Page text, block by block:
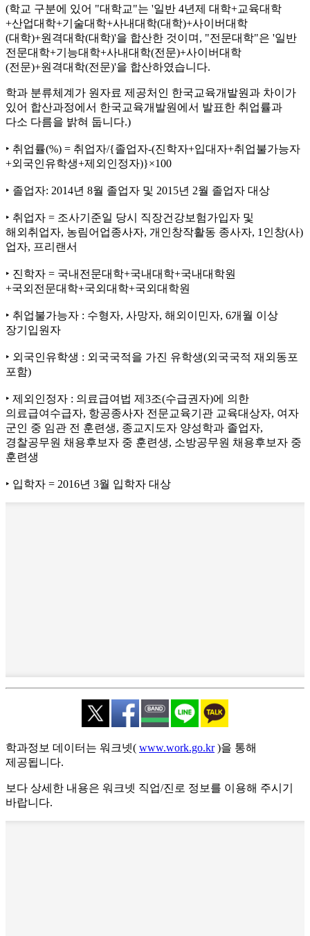
(학교 구분에 있어 "대학교"는 '일반 4년제 대학+교육대학
+산업대학+기술대학+사내대학(대학)+사이버대학
(대학)+원격대학(대학)'을 합산한 것이며, "전문대학"은 '일반
전문대학+기능대학+사내대학(전문)+사이버대학
(전문)+원격대학(전문)'을 합산하였습니다.
학과 분류체계가 원자료 제공처인 한국교육개발원과 차이가
있어 합산과정에서 한국교육개발원에서 발표한 취업률과
다소 다름을 밝혀 둡니다.)
‣ 취업률(%) = 취업자/{졸업자-(진학자+입대자+취업불가능자
+외국인유학생+제외인정자)}×100
‣ 졸업자: 2014년 8월 졸업자 및 2015년 2월 졸업자 대상
‣ 취업자 = 조사기준일 당시 직장건강보험가입자 및
해외취업자, 농림어업종사자, 개인창작활동 종사자, 1인창(사)
업자, 프리랜서
‣ 진학자 = 국내전문대학+국내대학+국내대학원
+국외전문대학+국외대학+국외대학원
‣ 취업불가능자 : 수형자, 사망자, 해외이민자, 6개월 이상
장기입원자
‣ 외국인유학생 : 외국국적을 가진 유학생(외국국적 재외동포
포함)
‣ 제외인정자 : 의료급여법 제3조(수급권자)에 의한
의료급여수급자, 항공종사자 전문교육기관 교육대상자, 여자
군인 중 임관 전 훈련생, 종교지도자 양성학과 졸업자,
경찰공무원 채용후보자 중 훈련생, 소방공무원 채용후보자 중
훈련생
‣ 입학자 = 2016년 3월 입학자 대상
학과정보 데이터는 워크넷( www.work.go.kr)을 통해
제공됩니다.
보다 상세한 내용은 워크넷 직업/진로 정보를 이용해 주시기
바랍니다.